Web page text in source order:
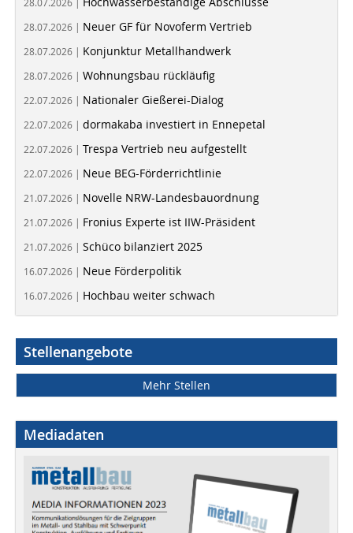
28.07.2026 | Neuer GF für Novoferm Vertrieb
28.07.2026 | Konjunktur Metallhandwerk
28.07.2026 | Wohnungsbau rückläufig
22.07.2026 | Nationaler Gießerei-Dialog
22.07.2026 | dormakaba investiert in Ennepetal
22.07.2026 | Trespa Vertrieb neu aufgestellt
22.07.2026 | Neue BEG-Förderrichtlinie
21.07.2026 | Novelle NRW-Landesbauordnung
21.07.2026 | Fronius Experte ist IIW-Präsident
21.07.2026 | Schüco bilanziert 2025
16.07.2026 | Neue Förderpolitik
16.07.2026 | Hochbau weiter schwach
Stellenangebote
Mehr Stellen
Mediadaten